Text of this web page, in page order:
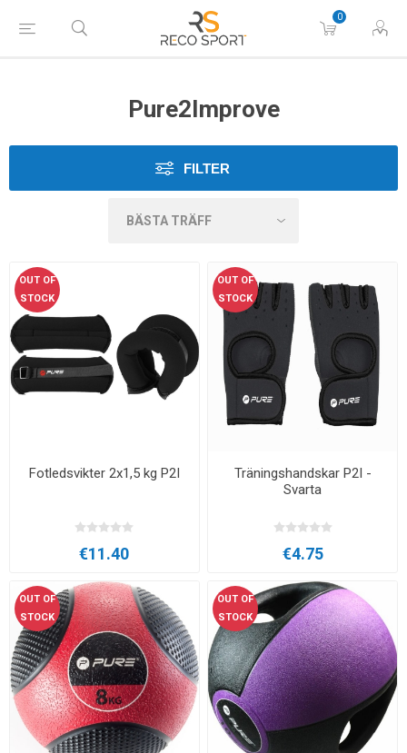
0
Pure2Improve
FILTER
OUT OF
STOCK
Fotledsvikter 2x1,5 kg P2I
€11.40
OUT OF
STOCK
Träningshandskar P2I -
Svarta
€4.75
OUT OF
STOCK
OUT OF
STOCK